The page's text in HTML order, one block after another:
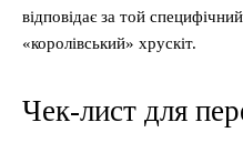
відповідає за той
«королівський» хрускіт.
Чек-лист для